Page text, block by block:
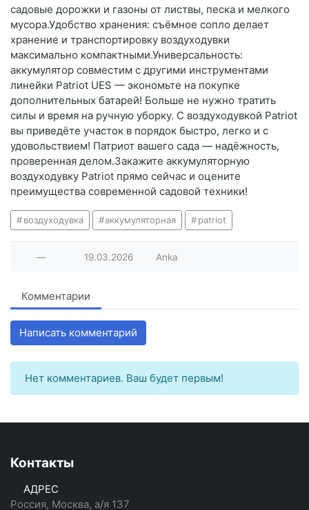
садовые дорожки и газоны от листвы, песка и мелкого
мусора.Удобство хранения: съёмное сопло делает
хранение и транспортировку воздуходувки
максимально компактными.Универсальность:
аккумулятор совместим с другими инструментами
линейки Patriot UES — экономьте на покупке
дополнительных батарей! Больше не нужно тратить
силы и время на ручную уборку. С воздуходувкой Patriot
вы приведёте участок в порядок быстро, легко и с
удовольствием! Патриот вашего сада — надёжность,
проверенная делом.Закажите аккумуляторную
воздуходувку Patriot прямо сейчас и оцените
преимущества современной садовой техники!
воздуходувка аккумуляторная patriot
— 19.03.2026 Anka
Комментарии
Написать комментарий
Нет комментариев. Ваш будет первым!
Контакты
АДРЕС
Россия, Москва, а/я 137